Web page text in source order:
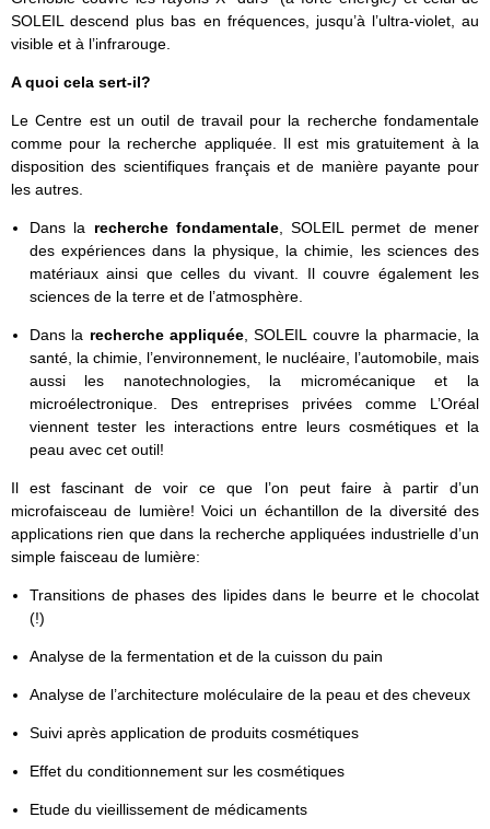
SOLEIL descend plus bas en fréquences, jusqu’à l’ultra-violet, au
visible et à l’infrarouge.
A quoi cela sert-il?
Le Centre est un outil de travail pour la recherche fondamentale
comme pour la recherche appliquée. Il est mis gratuitement à la
disposition des scientifiques français et de manière payante pour
les autres.
Dans la recherche fondamentale, SOLEIL permet de mener
des expériences dans la physique, la chimie, les sciences des
matériaux ainsi que celles du vivant. Il couvre également les
sciences de la terre et de l’atmosphère.
Dans la recherche appliquée , SOLEIL couvre la pharmacie, la
santé, la chimie, l’environnement, le nucléaire, l’automobile, mais
aussi les nanotechnologies, la micromécanique et la
microélectronique. Des entreprises privées comme L’Oréal
viennent tester les interactions entre leurs cosmétiques et la
peau avec cet outil!
Il est fascinant de voir ce que l’on peut faire à partir d’un
microfaisceau de lumière! Voici un échantillon de la diversité des
applications rien que dans la recherche appliquées industrielle d’un
simple faisceau de lumière:
Transitions de phases des lipides dans le beurre et le chocolat
(!)
Analyse de la fermentation et de la cuisson du pain
Analyse de l’architecture moléculaire de la peau et des cheveux
Suivi après application de produits cosmétiques
Effet du conditionnement sur les cosmétiques
Etude du vieillissement de médicaments